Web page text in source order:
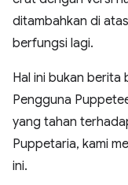
ditambahkan di
berfungsi lagi.
Hal ini bukan berita
Pengguna
yang tahan
Puppetaria, kami
ini.